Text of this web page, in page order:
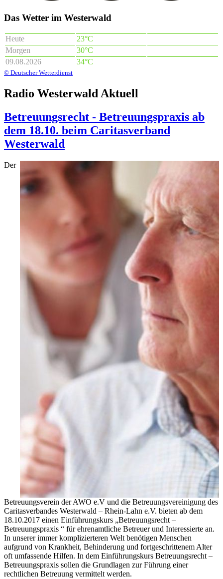
Das Wetter im Westerwald
Heute
23°C
Morgen
30°C
09.08.2026
34°C
© Deutscher Wetterdienst
Radio Westerwald Aktuell
Betreuungsrecht - Betreuungspraxis ab
dem 18.10. beim Caritasverband
Westerwald
Der
Betreuungsverein der AWO e.V und die Betreuungsvereinigung des
Caritasverbandes Westerwald – Rhein-Lahn e.V. bieten ab dem
18.10.2017 einen Einführungskurs „Betreuungsrecht –
Betreuungspraxis “ für ehrenamtliche Betreuer und Interessierte an.
In unserer immer komplizierteren Welt benötigen Menschen
aufgrund von Krankheit, Behinderung und fortgeschrittenem Alter
oft umfassende Hilfen. In dem Einführungskurs Betreuungsrecht –
Betreuungspraxis sollen die Grundlagen zur Führung einer
rechtlichen Betreuung vermittelt werden.